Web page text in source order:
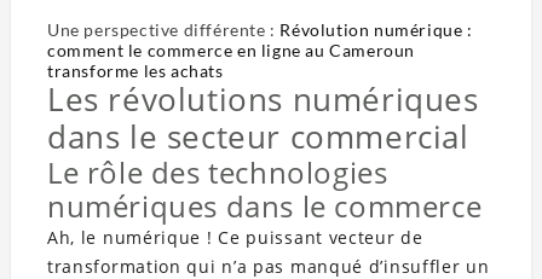
Une perspective différente : Révolution numérique :
comment le commerce en ligne au Cameroun
transforme les achats
Les révolutions numériques
dans le secteur commercial
Le rôle des technologies
numériques dans le commerce
Ah, le numérique ! Ce puissant vecteur de
transformation qui n’a pas manqué d’insuffler un